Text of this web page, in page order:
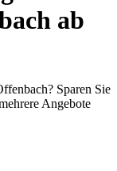
ab
Sparen Sie
Angebote